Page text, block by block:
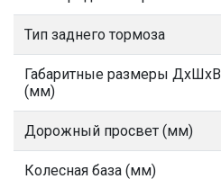
Тип заднего тормоза
Габаритные размеры ДхШхВ
(мм)
Дорожный просвет (мм)
Колесная база (мм)